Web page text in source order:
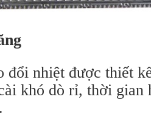
đổi nhiệt được thiết
khó dò rỉ, thời gian